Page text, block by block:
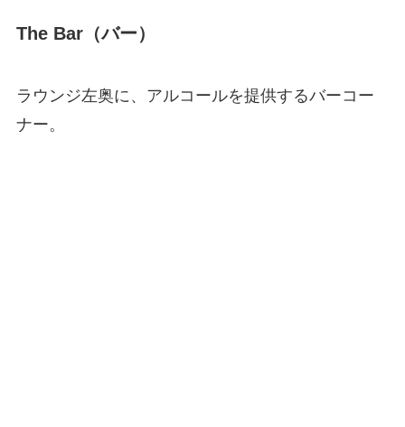
The Bar（バー）
ラウンジ左奥に、アルコールを提供するバーコー
ナー。